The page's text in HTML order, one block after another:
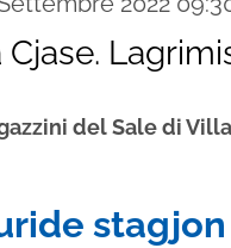
Cjase.
del Sale di